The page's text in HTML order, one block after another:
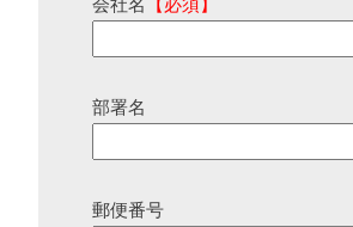
会社名 【必須】
部署名
郵便番号